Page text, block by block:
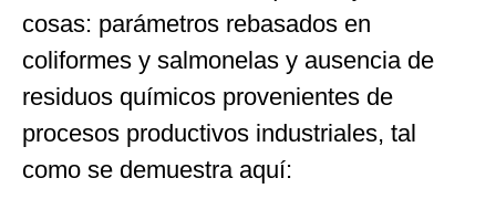
cosas: parámetros rebasados en
coliformes y salmonelas y ausencia de
residuos químicos provenientes de
procesos productivos industriales, tal
como se demuestra aquí: